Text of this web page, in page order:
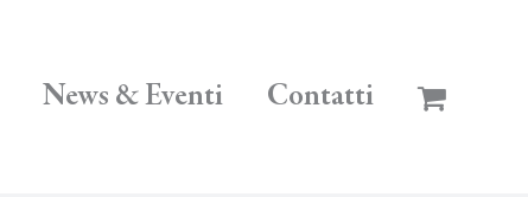
News & Eventi Contatti